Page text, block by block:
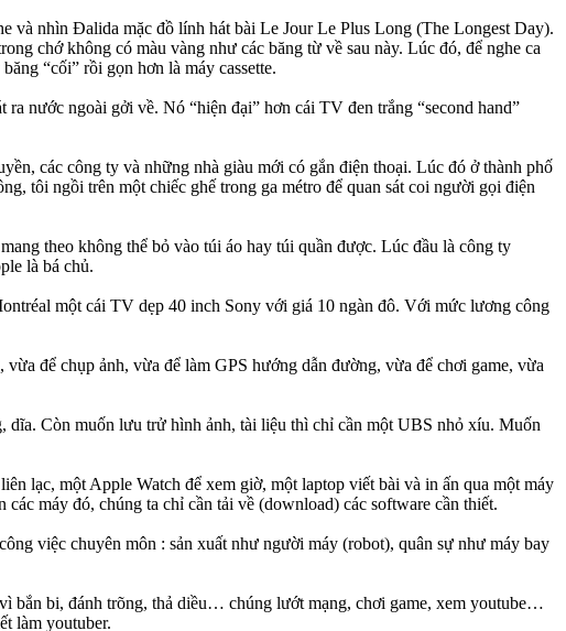
và nhìn Đalida mặc đồ lính hát bài Le Jour Le Plus Long (The Longest Day).
chớ không có màu vàng như các băng từ về sau này. Lúc đó, để nghe ca
“cối” rồi gọn hơn là máy cassette.
nước ngoài gởi về. Nó “hiện đại” hơn cái TV đen trắng “second hand”
các công ty và những nhà giàu mới có gắn điện thoại. Lúc đó ở thành phố
tôi ngồi trên một chiếc ghế trong ga métro để quan sát coi người gọi điện
theo không thể bỏ vào túi áo hay túi quần được. Lúc đầu là công ty
là bá chủ.
một cái TV dẹp 40 inch Sony với giá 10 ngàn đô. Với mức lương công
để chụp ảnh, vừa để làm GPS hướng dẫn đường, vừa để chơi game, vừa
Còn muốn lưu trử hình ảnh, tài liệu thì chỉ cần một UBS nhỏ xíu. Muốn
lạc, một Apple Watch để xem giờ, một laptop viết bài và in ấn qua một máy
máy đó, chúng ta chỉ cần tải về (download) các software cần thiết.
việc chuyên môn : sản xuất như người máy (robot), quân sự như máy bay
bắn bi, đánh trõng, thả diều… chúng lướt mạng, chơi game, xem youtube…
làm youtuber.